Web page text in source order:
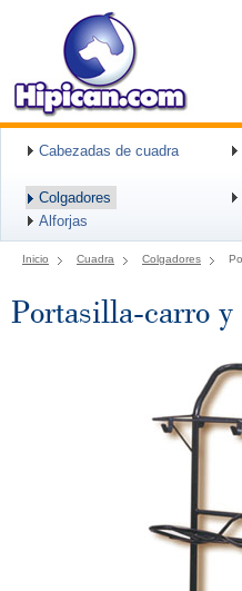
Cabezadas de cuadra
Colgadores
Alforjas
Inicio Cuadra Colgadores
Portasilla-carro